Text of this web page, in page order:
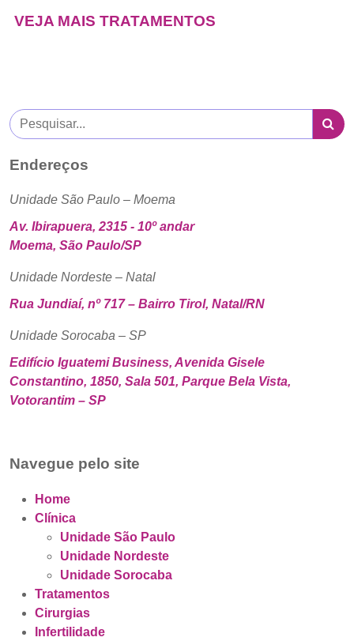
VEJA MAIS TRATAMENTOS
Endereços
Unidade São Paulo – Moema
Av. Ibirapuera, 2315 - 10º andar
Moema, São Paulo/SP
Unidade Nordeste – Natal
Rua Jundiaí, nº 717 – Bairro Tirol, Natal/RN
Unidade Sorocaba – SP
Edifício Iguatemi Business, Avenida Gisele
Constantino, 1850, Sala 501, Parque Bela Vista,
Votorantim – SP
Navegue pelo site
Home
Clínica
Unidade São Paulo
Unidade Nordeste
Unidade Sorocaba
Tratamentos
Cirurgias
Infertilidade